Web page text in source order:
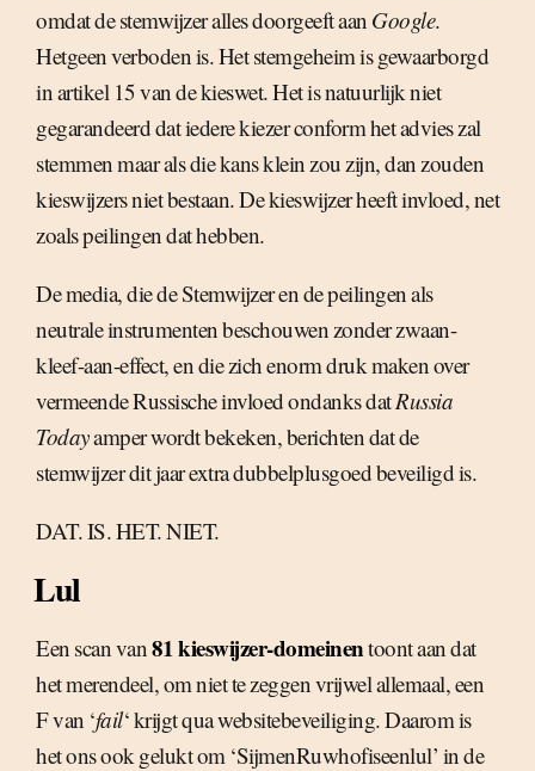
omdat de stemwijzer alles doorgeeft aan Google.
Hetgeen verboden is. Het stemgeheim is gewaarborgd
in artikel 15 van de kieswet. Het is natuurlijk niet
gegarandeerd dat iedere kiezer conform het advies zal
stemmen maar als die kans klein zou zijn, dan zouden
kieswijzers niet bestaan. De kieswijzer heeft invloed, net
zoals peilingen dat hebben.
De media, die de Stemwijzer en de peilingen als
neutrale instrumenten beschouwen zonder zwaan-
kleef-aan-effect, en die zich enorm druk maken over
vermeende Russische invloed ondanks datRussia
Todayamper wordt bekeken, berichten dat de
stemwijzer dit jaar extra dubbelplusgoed beveiligd is.
DAT. IS. HET. NIET.
Lul
Een scan van 81 kieswijzer-domeinentoont aan dat
het merendeel, om niet te zeggen vrijwel allemaal, een
F van ‘fail‘ krijgt qua websitebeveiliging. Daarom is
het ons ook gelukt om ‘SijmenRuwhofiseenlul’ in de